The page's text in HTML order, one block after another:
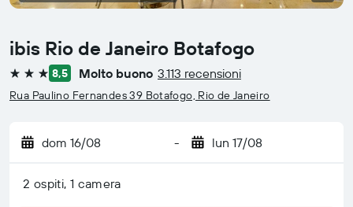
ibis Rio de Janeiro Botafogo
3 stelle 8,5 Molto buono 3.113 recensioni
Rua Paulino Fernandes 39 Botafogo, Rio de Janeiro
dom 16/08 - lun 17/08
2 ospiti, 1 camera